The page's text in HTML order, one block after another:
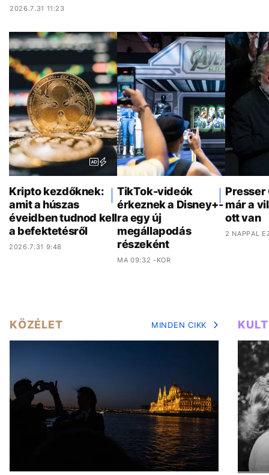
2026.7.31 11:23
Kripto kezdőknek:
amit a húszas
éveidben tudnod kell
a befektetésről
2026.7.31 9:48
TikTok-videók
érkeznek a Disney+-
ra egy új
megállapodás
részeként
MA 09:32 -KOR
Presser
már a
ott van
2 NAPPAL
KÖZÉLET MINDEN CIKK